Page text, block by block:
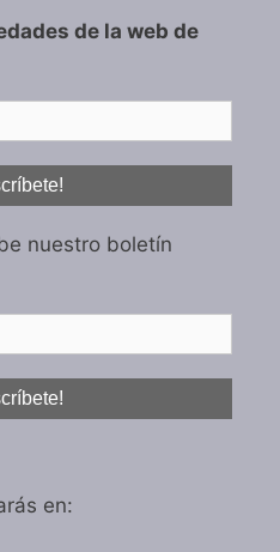
de la web de
nuestro boletín
en: